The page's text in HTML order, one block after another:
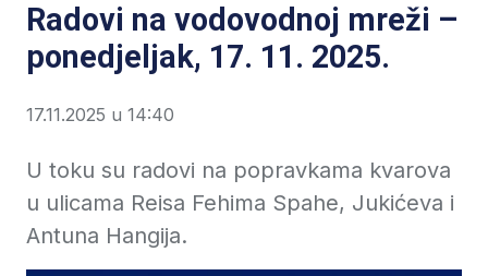
Radovi na vodovodnoj mreži –
ponedjeljak, 17. 11. 2025.
17.11.2025 u 14:40
U toku su radovi na popravkama kvarova
u ulicama Reisa Fehima Spahe, Jukićeva i
Antuna Hangija.